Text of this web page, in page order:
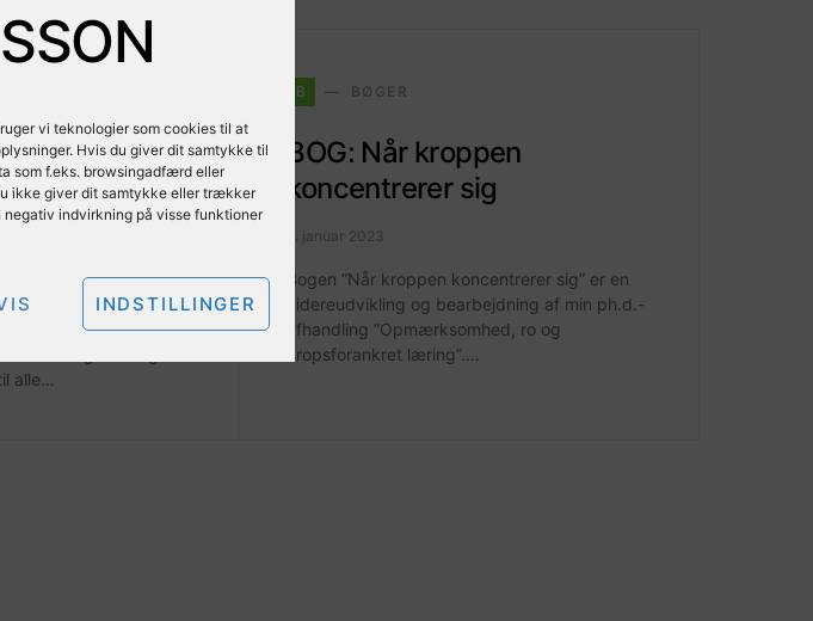
vi teknologier som cookies til at
Hvis du giver dit samtykke til
som f.eks. browsingadfærd eller
ikke giver dit samtykke eller trækker
indvirkning på visse funktioner
INDSTILLINGER
– en
kvaliteter er
forklarende
alle…
B BØGER
BOG: Når kroppen
koncentrerer sig
5. januar 2023
Bogen “Når kroppen koncentrerer sig” er en
videreudvikling og bearbejdning af min ph.d.-
afhandling ”Opmærksomhed, ro og
kropsforankret læring”.…